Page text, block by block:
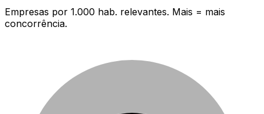
Empresas por 1.000 hab. relevantes. Mais = mais
concorrência.